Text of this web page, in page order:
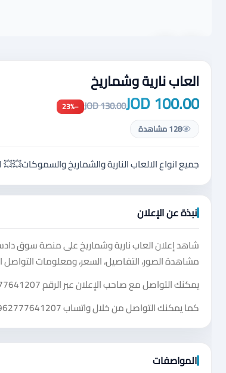
العاب نارية وشماريخ
100.00 JOD
130.00 JOD
−23%
128 مشاهدة
جميع انواع الالعاب النارية والشماريخ
نبذة عن الإعلان
شاهد إعلان العاب نارية وشماريخ على منصة سوق
مشاهدة الصور، التفاصيل، السعر، ومعلومات التواصل
يمكنك التواصل مع صاحب الإعلان عبر الرقم
كما يمكنك التواصل من خلال واتساب
المواصفات